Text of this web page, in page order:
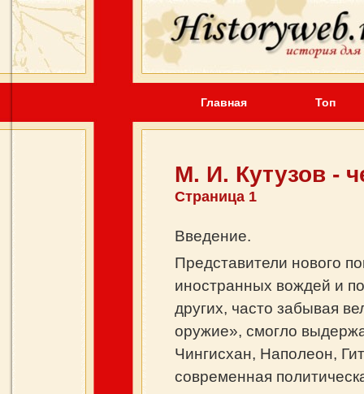
Главная Топ
М. И. Кутузов -
Страница 1
Введение.
Представители нового
иностранных вождей и
других, часто забывая
оружие», смогло
Чингисхан, Наполеон,
современная